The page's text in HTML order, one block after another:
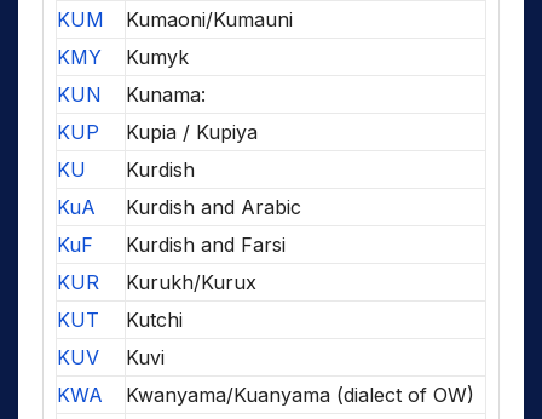
KUM
Kumaoni/Kumauni
KMY
Kumyk
KUN
Kunama:
KUP
Kupia / Kupiya
KU
Kurdish
KuA
Kurdish and Arabic
KuF
Kurdish and Farsi
KUR
Kurukh/Kurux
KUT
Kutchi
KUV
Kuvi
KWA
Kwanyama/Kuanyama (dialect of OW)